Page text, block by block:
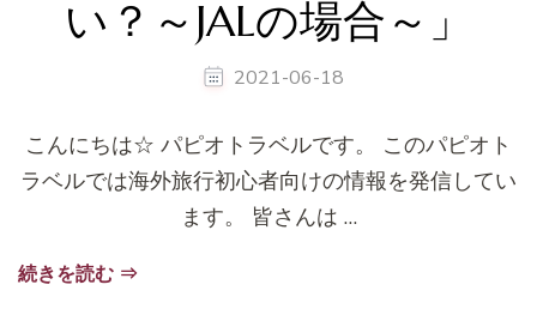
い？～JALの場合～」
2021-06-18
こんにちは☆ パピオトラベルです。 このパピオト
ラベルでは海外旅行初心者向けの情報を発信してい
ます。 皆さんは …
続きを読む ⇒